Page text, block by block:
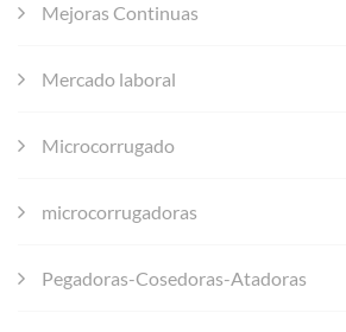
Mejoras Continuas
Mercado laboral
Microcorrugado
microcorrugadoras
Pegadoras-Cosedoras-Atadoras